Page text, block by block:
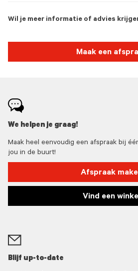
Wil je meer informatie of advies
Maak een
We helpen je graag!
Maak heel eenvoudig een afspraak bij
jou in de buurt!
Afspraak
Vind een
Blijf up-to-date